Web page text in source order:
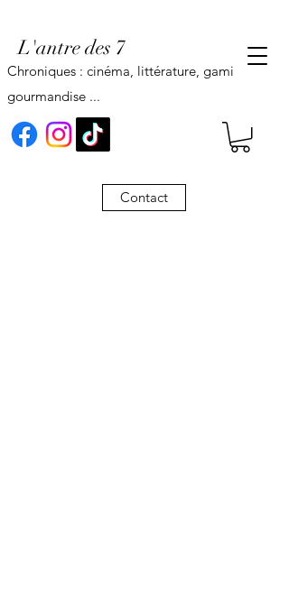
L'antre des 7
Contact
Chroniques : cinéma, littérature, gaming,
gourmandise ...